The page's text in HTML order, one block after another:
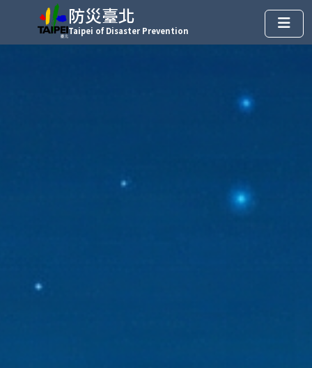
防災臺北
Taipei of Disaster Prevention